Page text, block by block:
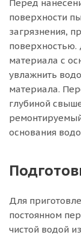
Перед
поверхности
загрязнения,
поверхностью.
материала с
увлажнить
материала.
глубиной
основания
Для
постоянном
чистой водой